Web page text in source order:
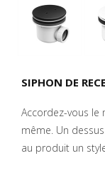
SIPHON DE
Accordez-vous le
même. Un
au produit un